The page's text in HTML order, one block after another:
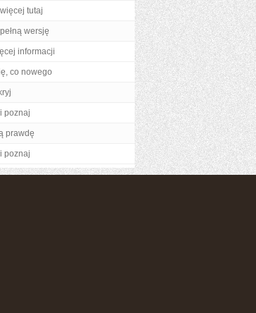
tutaj
wersję
informacji
co nowego
poznaj
prawdę
poznaj